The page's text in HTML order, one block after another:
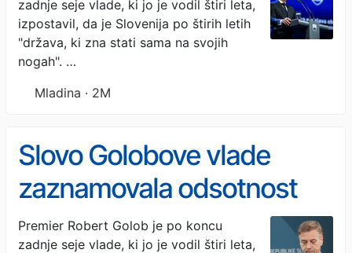
zadnje seje vlade, ki jo je vodil štiri leta,
izpostavil, da je Slovenija po štirih letih
"država, ki zna stati sama na svojih
nogah". …
Mladina · 2M
Slovo Golobove vlade
zaznamovala odsotnost
ministrov SD (FOTO)
Premier Robert Golob je po koncu
zadnje seje vlade, ki jo je vodil štiri leta,